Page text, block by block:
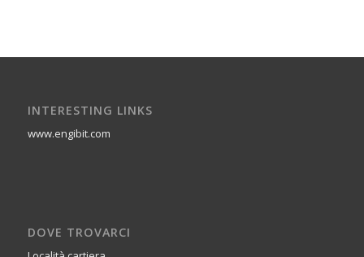
INTERESTING LINKS
www.engibit.com
DOVE TROVARCI